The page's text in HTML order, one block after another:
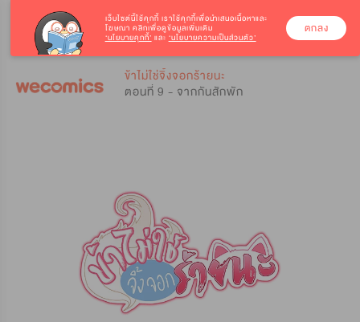
ข้าไม่ใช่จิ้งจอกร้ายนะ
ตอนที่ 9 - จากกันสักพัก
เว็บไซต์นี้ใช้คุกกี้ เราใช้คุกกี้เพื่อนำเสนอเนื้อหาและ
โฆษณา คลิกเพื่อดูข้อมูลเพิ่มเติม
‘นโยบายคุกกี้’ และ ‘นโยบายความเป็นส่วนตัว’
ตกลง